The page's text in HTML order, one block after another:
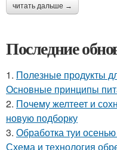
читать дальше →
Последние
1. Полезные продукты
Основные принципы
2. Почему желтеет и
новую подборку
3. Обработка туи
Схема и технология